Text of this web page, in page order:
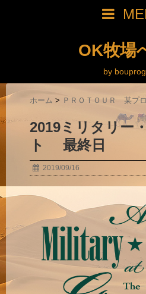
OK牧場
by
ホーム > ＰＲＯＴＯＵＲ 某プ
2019ミリタリー
ト 最終日
2019/09/16